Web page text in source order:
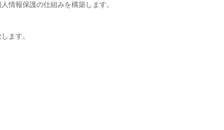
情報保護の仕組みを構築します。
ます。